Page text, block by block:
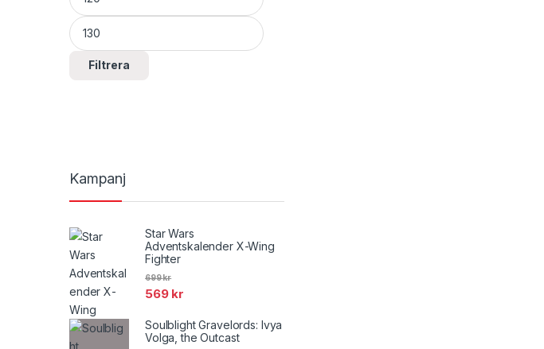
Filtrera
Kampanj
Star Wars
Adventskalender X-Wing
Fighter
569 kr
699kr
Soulblight Gravelords: Ivya
Volga, the Outcast